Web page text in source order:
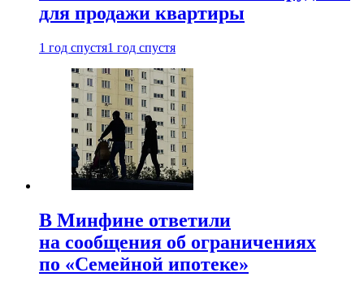
для продажи квартиры
1 год спустя1 год спустя
В Минфине ответили
на сообщения об ограничениях
по «Семейной ипотеке»